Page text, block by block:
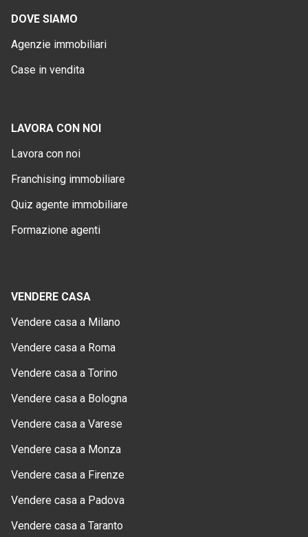
DOVE SIAMO
Agenzie immobiliari
Case in vendita
LAVORA CON NOI
Lavora con noi
Franchising immobiliare
Quiz agente immobiliare
Formazione agenti
VENDERE CASA
Vendere casa a Milano
Vendere casa a Roma
Vendere casa a Torino
Vendere casa a Bologna
Vendere casa a Varese
Vendere casa a Monza
Vendere casa a Firenze
Vendere casa a Padova
Vendere casa a Taranto